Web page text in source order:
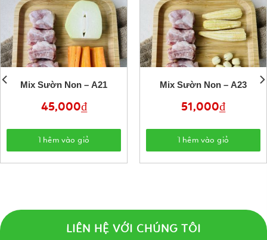
Mix Sườn Non – A21
45,000₫
Thêm vào giỏ
Mix Sườn Non – A23
51,000₫
Thêm vào giỏ
LIÊN HỆ VỚI CHÚNG TÔI